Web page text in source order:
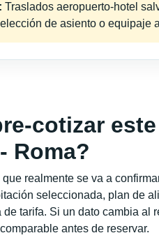
Traslados aeropuerto-hotel
de asiento o equipaje
cotizar
Roma?
realmente se va a
seleccionada, plan de
tarifa. Si un dato cambia al
antes de reservar.